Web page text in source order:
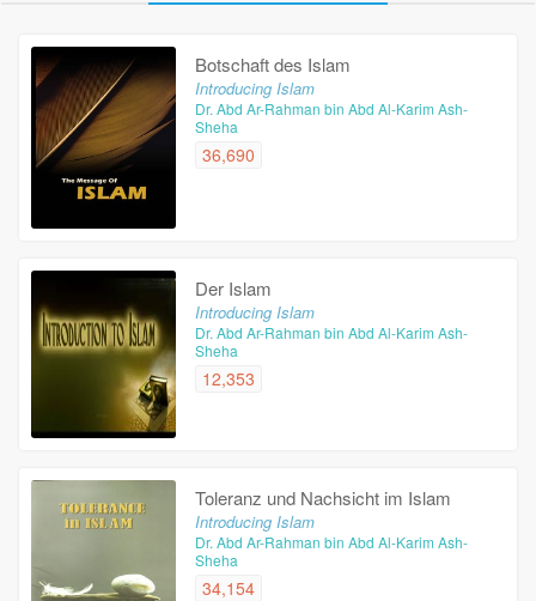
Botschaft des Islam
Introducing Islam
Dr. Abd Ar-Rahman bin Abd Al-Karim Ash-
Sheha
36,690
Der Islam
Introducing Islam
Dr. Abd Ar-Rahman bin Abd Al-Karim Ash-
Sheha
12,353
Toleranz und Nachsicht im Islam
Introducing Islam
Dr. Abd Ar-Rahman bin Abd Al-Karim Ash-
Sheha
34,154